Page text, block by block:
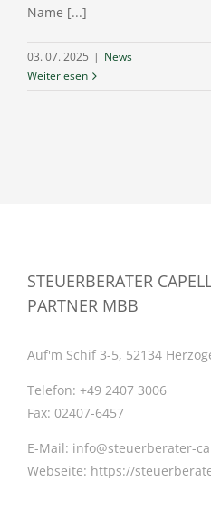
Name [...]
03. 07. 2025 | News
Weiterlesen
STEUERBERATER
PARTNER MBB
Auf'm Schif 3-5, 52134
Telefon: +49 2407 3006
Fax: 02407-6457
E-Mail: info@steuerberater-
Webseite: https://